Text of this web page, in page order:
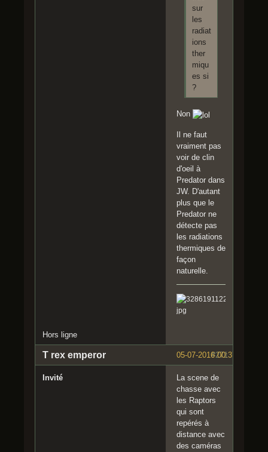
sur
les
radiat
ions
ther
miqu
es si
?
Non
Il ne faut
vraiment pas
voir de clin
d'oeil à
Predator dans
JW. D'autant
plus que le
Predator ne
détecte pas
les radiations
thermiques de
façon
naturelle.
Hors ligne
#271
05-07-2016 00:37:58
T rex emperor
Invité
La scene de
chasse avec
les Raptors
qui sont
repérés à
distance avec
des caméras